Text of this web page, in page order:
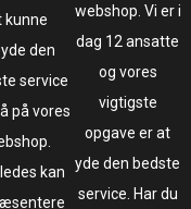
kunne
den
service
på vores
kan
webshop. Vi er i
dag 12 ansatte
og vores
vigtigste
opgave er at
yde den bedste
service. Har du